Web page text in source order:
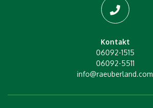
Kontakt
06092-1515
06092-5511
info@raeuberland.com